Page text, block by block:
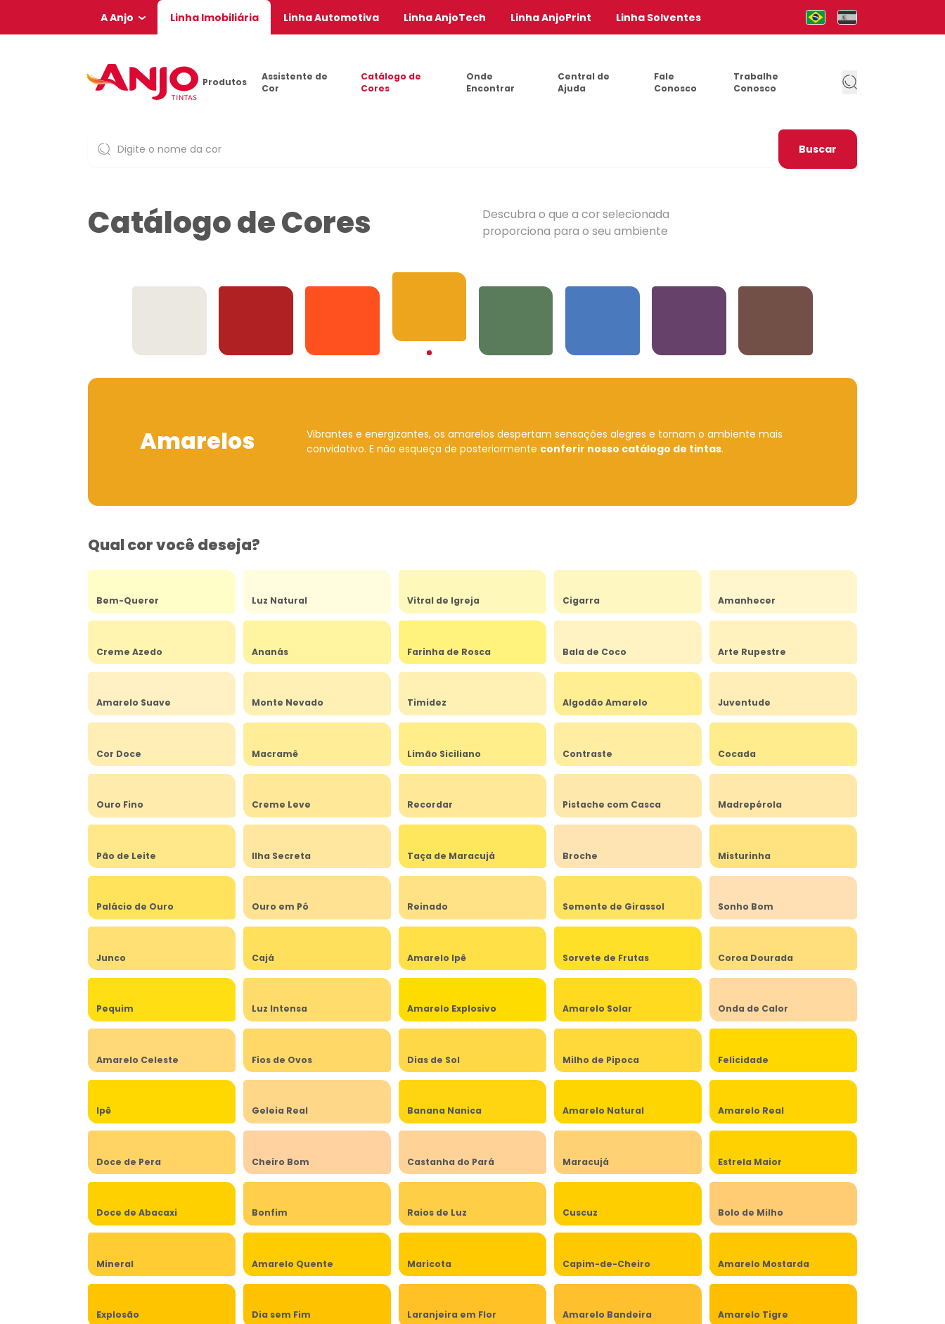
A Anjo Linha Imobiliária Linha Automotiva Linha AnjoTech Linha AnjoPrint
Linha Solventes
Produtos
Assistente de
Cor
Catálogo de
Cores
Onde
Encontrar
Central de
Ajuda
Fale
Conosco
Trabalhe
Conosco
Buscar
Catálogo de Cores
Descubra o que a cor selecionada
proporciona para o seu ambiente
Vermelhos Laranjas
Amarelos
Verdes
Azuis Violetas Neutros e Marrons
Amarelos
Vibrantes e energizantes, os amarelos despertam sensações alegres e tornam o ambiente mais
convidativo. E não esqueça de posteriormente conferir nosso catálogo de tintas.
Qual cor você deseja?
Bem-Querer Luz Natural Vitral de Igreja Cigarra Amanhecer
Creme Azedo Ananás Farinha de Rosca Bala de Coco Arte Rupestre
Amarelo Suave Monte Nevado Timidez Algodão Amarelo Juventude
Cor Doce Macramê Limão Siciliano Contraste Cocada
Ouro Fino Creme Leve Recordar Pistache com Casca Madrepérola
Pão de Leite Ilha Secreta Taça de Maracujá Broche Misturinha
Palácio de Ouro Ouro em Pó Reinado Semente de Girassol Sonho Bom
Junco Cajá Amarelo Ipê Sorvete de Frutas Coroa Dourada
Pequim Luz Intensa Amarelo Explosivo Amarelo Solar Onda de Calor
Amarelo Celeste Fios de Ovos Dias de Sol Milho de Pipoca Felicidade
Ipê Geleia Real Banana Nanica Amarelo Natural Amarelo Real
Doce de Pera Cheiro Bom Castanha do Pará Maracujá Estrela Maior
Doce de Abacaxi Bonfim Raios de Luz Cuscuz Bolo de Milho
Mineral Amarelo Quente Maricota Capim-de-Cheiro Amarelo Mostarda
Explosão Dia sem Fim Laranjeira em Flor Amarelo Bandeira Amarelo Tigre